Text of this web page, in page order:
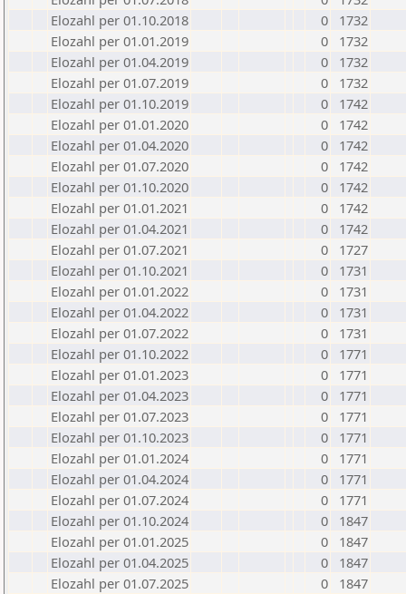
Elozahl per 01.10.2018
0
1732
Elozahl per 01.01.2019
0
1732
Elozahl per 01.04.2019
0
1732
Elozahl per 01.07.2019
0
1732
Elozahl per 01.10.2019
0
1742
Elozahl per 01.01.2020
0
1742
Elozahl per 01.04.2020
0
1742
Elozahl per 01.07.2020
0
1742
Elozahl per 01.10.2020
0
1742
Elozahl per 01.01.2021
0
1742
Elozahl per 01.04.2021
0
1742
Elozahl per 01.07.2021
0
1727
Elozahl per 01.10.2021
0
1731
Elozahl per 01.01.2022
0
1731
Elozahl per 01.04.2022
0
1731
Elozahl per 01.07.2022
0
1731
Elozahl per 01.10.2022
0
1771
Elozahl per 01.01.2023
0
1771
Elozahl per 01.04.2023
0
1771
Elozahl per 01.07.2023
0
1771
Elozahl per 01.10.2023
0
1771
Elozahl per 01.01.2024
0
1771
Elozahl per 01.04.2024
0
1771
Elozahl per 01.07.2024
0
1771
Elozahl per 01.10.2024
0
1847
Elozahl per 01.01.2025
0
1847
Elozahl per 01.04.2025
0
1847
Elozahl per 01.07.2025
0
1847